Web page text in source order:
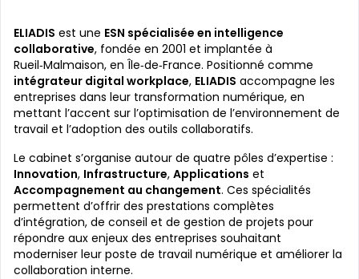
ELIADIS est une ESN spécialisée en intelligence
collaborative, fondée en 2001 et implantée à
Rueil‑Malmaison, en Île‑de‑France. Positionné comme
intégrateur digital workplace, ELIADIS accompagne les
entreprises dans leur transformation numérique, en
mettant l’accent sur l’optimisation de l’environnement de
travail et l’adoption des outils collaboratifs.
Le cabinet s’organise autour de quatre pôles d’expertise :
Innovation, Infrastructure, Applications et
Accompagnement au changement. Ces spécialités
permettent d’offrir des prestations complètes
d’intégration, de conseil et de gestion de projets pour
répondre aux enjeux des entreprises souhaitant
moderniser leur poste de travail numérique et améliorer la
collaboration interne.